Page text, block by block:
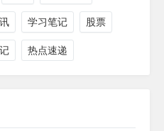
学习笔记 股票
热点速递